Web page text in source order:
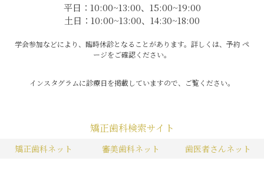
平日：10:00~13:00、15:00~19:00
土日：10:00~13:00、14:30~18:00
学会参加などにより、臨時休診となることがあります。詳しくは、予約 ペ
ージをご確認ください。
インスタグラムに診療日を掲載していますので、ご覧ください。
矯正歯科検索サイト
矯正歯科ネット 審美歯科ネット 歯医者さんネット